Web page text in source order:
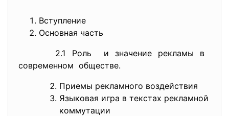
Вступление
Основная часть
2.1 Роль и значение рекламы в
современном обществе.
Приемы рекламного воздействия
Языковая игра в текстах рекламной
коммутации